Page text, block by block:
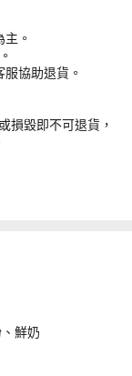
。
協助退貨。
損毀即不可退貨，
鮮奶